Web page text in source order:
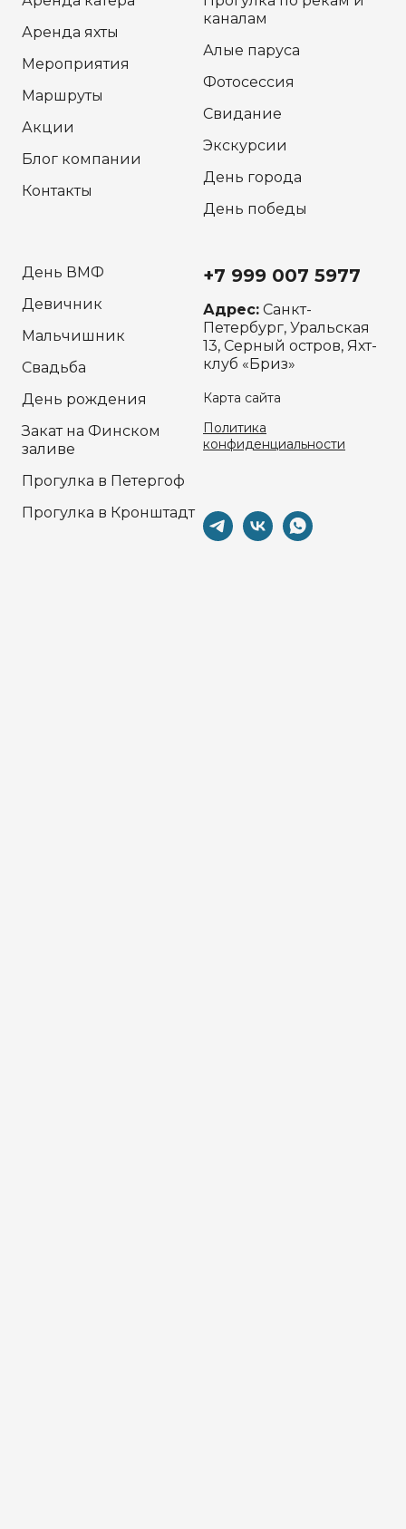
Аренда яхты
Мероприятия
Маршруты
Акции
Блог компании
Контакты
каналам
Алые паруса
Фотосессия
Свидание
Экскурсии
День города
День победы
День ВМФ
Девичник
Мальчишник
Свадьба
День рождения
Закат на Финском
заливе
Прогулка в Петергоф
Прогулка в Кронштадт
+7 999 007 5977
Адрес: Санкт-
Петербург, Уральская
13, Серный остров, Яхт-
клуб «Бриз»
Карта сайта
Политика
конфиденциальности